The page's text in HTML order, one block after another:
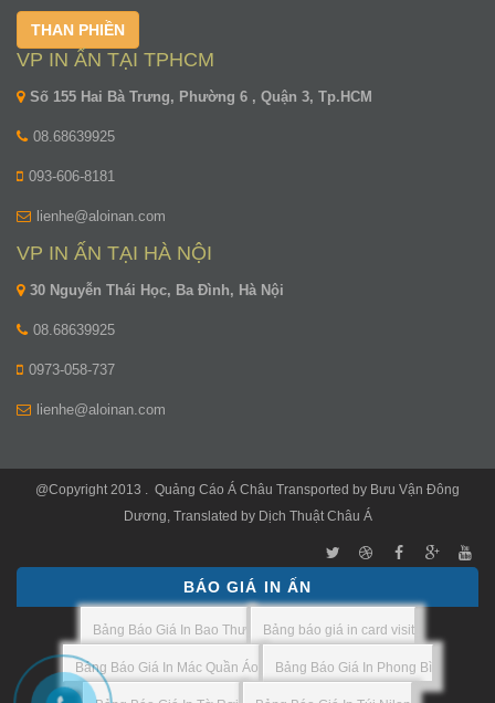
THAN PHIỀN
VP IN ẤN TẠI TPHCM
Số 155 Hai Bà Trưng, Phường 6 , Quận 3, Tp.HCM
08.68639925
093-606-8181
lienhe@aloinan.com
VP IN ẤN TẠI HÀ NỘI
30 Nguyễn Thái Học, Ba Đình, Hà Nội
08.68639925
0973-058-737
lienhe@aloinan.com
@Copyright 2013 . Quảng Cáo Á Châu Transported by Bưu Vận Đông
Dương, Translated by Dịch Thuật Châu Á
BÁO GIÁ IN ẤN
Bảng Báo Giá In Bao Thư Bảng báo giá in card visit
Bảng Báo Giá In Mác Quần Áo Bảng Báo Giá In Phong Bì